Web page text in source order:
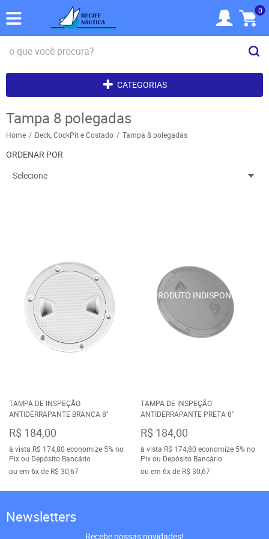
0
CATEGORIAS
Tampa 8 polegadas
Home Deck, CockPit e Costado Tampa 8 polegadas
ORDENAR POR
Selecione
TAMPA DE INSPEÇÃO
ANTIDERRAPANTE BRANCA 8''
R$ 184,00
à vista R$ 174,80 economize 5%no
Pix ou Depósito Bancário
ou em 6xde R$ 30,67
TAMPA DE INSPEÇÃO
ANTIDERRAPANTE PRETA 8''
R$ 184,00
à vista R$ 174,80 economize 5%no
Pix ou Depósito Bancário
ou em 6xde R$ 30,67
Newsletters
Recebe nossas novidades!